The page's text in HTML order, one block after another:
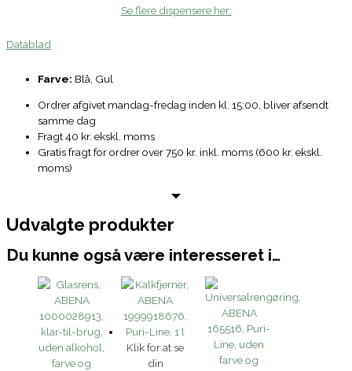
Se flere dispensere her:
Datablad
Farve: Blå, Gul
Ordrer afgivet mandag-fredag inden kl. 15:00, bliver afsendt
samme dag
Fragt 40 kr. ekskl. moms
Gratis fragt for ordrer over 750 kr. inkl. moms (600 kr. ekskl.
moms)
Udvalgte produkter
Du kunne også være interesseret i…
Klik for at se
din